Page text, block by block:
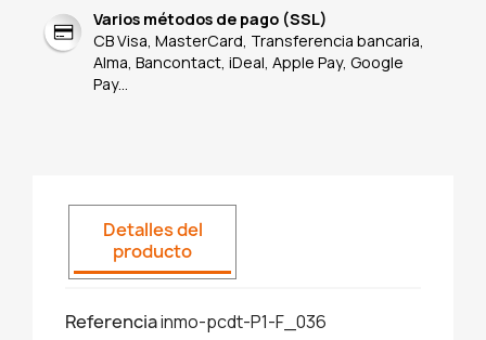
Varios métodos de pago (SSL)
CB Visa, MasterCard, Transferencia bancaria,
Alma, Bancontact, iDeal, Apple Pay, Google
Pay...
Detalles del
producto
Referenciainmo-pcdt-P1-F_036